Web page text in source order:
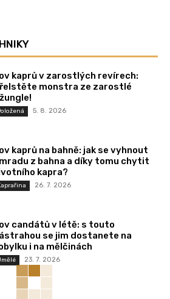
kaprů v zarostlých revírech:
monstra ze zarostlé
5. 8. 2026
kaprů na bahně: jak se vyhnout
z bahna a díky tomu chytit
kapra?
26. 7. 2026
candátů v létě: s touto
se jim dostanete na
i na mělčinách
23. 7. 2026